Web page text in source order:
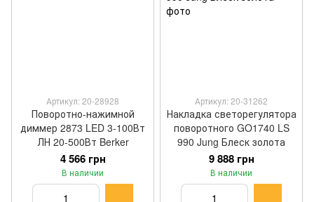
Артикул: 20-28928
Поворотно-нажимной
диммер 2873 LED 3-100Вт
ЛН 20-500Вт Berker
4 566 грн
В наличии
Артикул: 20-31262
Накладка светорегулятора
поворотного GO1740 LS
990 Jung Блеск золота
9 888 грн
В наличии